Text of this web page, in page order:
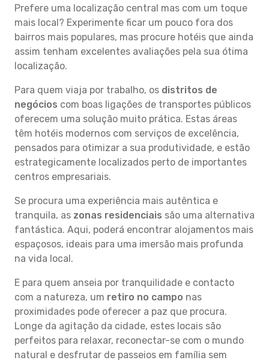
Prefere uma localização central mas com um toque
mais local? Experimente ficar um pouco fora dos
bairros mais populares, mas procure hotéis que ainda
assim tenham excelentes avaliações pela sua ótima
localização.
Para quem viaja por trabalho, os distritos de
negócios com boas ligações de transportes públicos
oferecem uma solução muito prática. Estas áreas
têm hotéis modernos com serviços de excelência,
pensados para otimizar a sua produtividade, e estão
estrategicamente localizados perto de importantes
centros empresariais.
Se procura uma experiência mais autêntica e
tranquila, as zonas residenciais são uma alternativa
fantástica. Aqui, poderá encontrar alojamentos mais
espaçosos, ideais para uma imersão mais profunda
na vida local.
E para quem anseia por tranquilidade e contacto
com a natureza, um retiro no campo nas
proximidades pode oferecer a paz que procura.
Longe da agitação da cidade, estes locais são
perfeitos para relaxar, reconectar-se com o mundo
natural e desfrutar de passeios em família sem